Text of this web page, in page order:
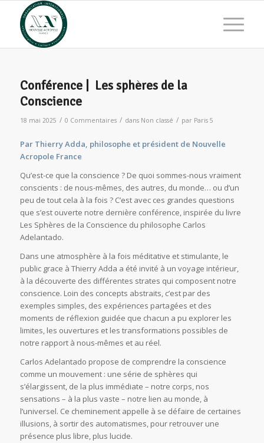
Conférence | Les sphères de la
Conscience
18 mai 2025 / 0 Commentaires / dans Non classé / par Paris 5
Par Thierry Adda, philosophe et président de Nouvelle
Acropole France
Qu’est-ce que la conscience ? De quoi sommes-nous vraiment
conscients : de nous-mêmes, des autres, du monde… ou d’un
peu de tout cela à la fois ? C’est avec ces grandes questions
que s’est ouverte notre dernière conférence, inspirée du livre
Les Sphères de la Conscience du philosophe Carlos
Adelantado.
Dans une atmosphère à la fois méditative et stimulante, le
public grace à Thierry Adda a été invité à un voyage intérieur,
à la découverte des différentes strates qui composent notre
conscience. Loin des concepts abstraits, c’est par des
exemples simples, des expériences partagées et des
moments de réflexion guidée que chacun a pu explorer les
limites, les ouvertures et les transformations possibles de
notre rapport à nous-mêmes et au réel.
Carlos Adelantado propose de comprendre la conscience
comme un mouvement : une série de sphères qui
s’élargissent, de la plus immédiate – notre corps, nos
sensations – à la plus vaste – notre lien au monde, à
l’universel. Ce cheminement appelle à se défaire de certaines
illusions, à sortir des automatismes, pour retrouver une
présence plus libre, plus lucide.